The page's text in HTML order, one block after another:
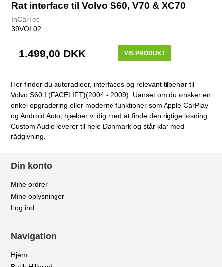
Rat interface til Volvo S60, V70 & XC70
InCarTec
39VOL02
1.499,00 DKK VIS PRODUKT
Her finder du autoradioer, interfaces og relevant tilbehør til
Volvo S60 I (FACELIFT)(2004 - 2009). Uanset om du ønsker en
enkel opgradering eller moderne funktioner som Apple CarPlay
og Android Auto, hjælper vi dig med at finde den rigtige løsning.
Custom Audio leverer til hele Danmark og står klar med
rådgivning.
Din konto
Mine ordrer
Mine oplysninger
Log ind
Navigation
Hjem